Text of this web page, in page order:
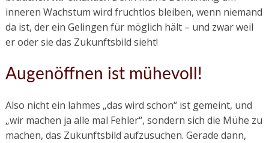
inneren Wachstum wird fruchtlos bleiben, wenn niemand
da ist, der ein Gelingen für möglich hält – und zwar weil
er oder sie das Zukunftsbild sieht!
Augenöffnen ist mühevoll!
Also nicht ein lahmes „das wird schon“ ist gemeint, und
„wir machen ja alle mal Fehler“, sondern sich die Mühe zu
machen, das Zukunftsbild aufzusuchen. Gerade dann,